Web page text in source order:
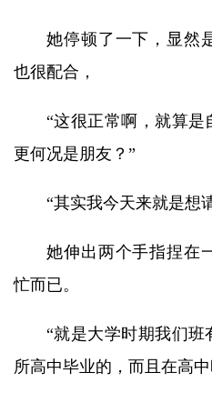
她停顿了一下，显然
也很配合，
“这很正常啊，就算是
更何况是朋友？”
“其实我今天来就是想
她伸出两个手指捏在
忙而已。
“就是大学时期我们
所高中毕业的，而且在高